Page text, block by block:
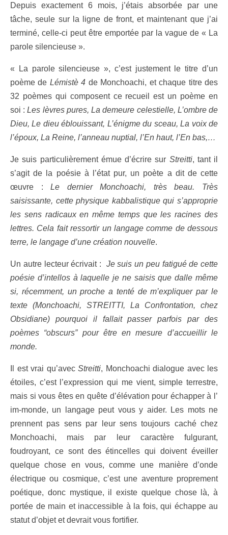
Depuis exactement 6 mois, j’étais absorbée par une
tâche, seule sur la ligne de front, et maintenant que j’ai
terminé, celle-ci peut être emportée par la vague de « La
parole silencieuse ».
« La parole silencieuse », c’est justement le titre d’un
poème de Lémistè 4 de Monchoachi, et chaque titre des
32 poèmes qui composent ce recueil est un poème en
soi :Les lèvres pures, La demeure celestielle, L’ombre de
Dieu, Le dieu éblouissant, L’énigme du sceau, La voix de
l’époux, La Reine, l’anneau nuptial, l’En haut, l’En bas,…
Je suis particulièrement émue d’écrire sur Streitti, tant il
s’agit de la poésie à l’état pur, un poète a dit de cette
œuvre :Le dernier Monchoachi, très beau. Très
saisissante, cette physique kabbalistique qui s’approprie
les sens radicaux en même temps que les racines des
lettres. Cela fait ressortir un langage comme de dessous
terre, le langage d’une création nouvelle.
Un autre lecteur écrivait : Je suis un peu fatigué de cette
poésie d’intellos à laquelle je ne saisis que dalle même
si, récemment, un proche a tenté de m’expliquer par le
texte (Monchoachi, STREITTI, La Confrontation, chez
Obsidiane) pourquoi il fallait passer parfois par des
poèmes “obscurs” pour être en mesure d’accueillir le
monde.
Il est vrai qu’avec Streitti, Monchoachi dialogue avec les
étoiles, c’est l’expression qui me vient, simple terrestre,
mais si vous êtes en quête d’élévation pour échapper à l’
im-monde, un langage peut vous y aider. Les mots ne
prennent pas sens par leur sens toujours caché chez
Monchoachi, mais par leur caractère fulgurant,
foudroyant, ce sont des étincelles qui doivent éveiller
quelque chose en vous, comme une manière d’onde
électrique ou cosmique, c’est une aventure proprement
poétique, donc mystique, il existe quelque chose là, à
portée de main et inaccessible à la fois, qui échappe au
statut d’objet et devrait vous fortifier.